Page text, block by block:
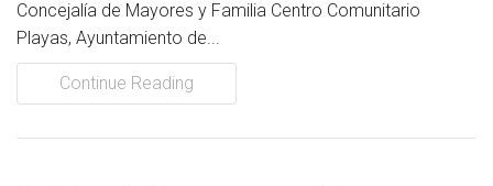
Concejalía de Mayores y Familia Centro Comunitario
Playas, Ayuntamiento de...
Continue Reading